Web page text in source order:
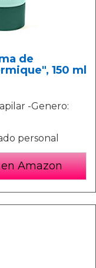
de
150 ml
-Genero:
personal
Amazon